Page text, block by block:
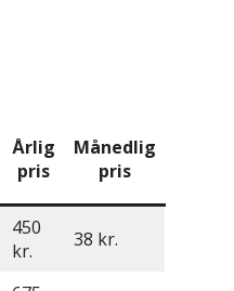
Årlig
pris
Månedlig
pris
450
kr.
38 kr.